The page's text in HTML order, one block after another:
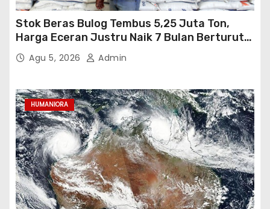
Stok Beras Bulog Tembus 5,25 Juta Ton,
Harga Eceran Justru Naik 7 Bulan Berturut-
TurutAgu 5, 2026 Admin
HUMANIORA